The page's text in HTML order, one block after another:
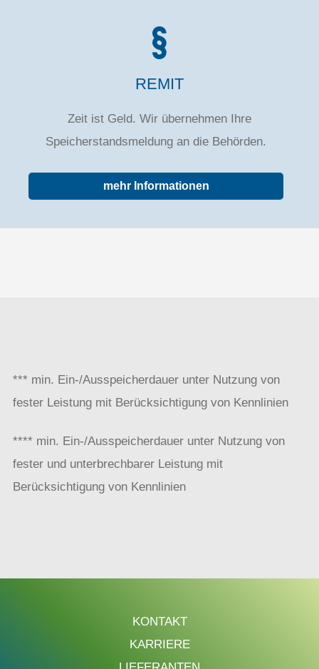
REMIT
Zeit ist Geld. Wir übernehmen Ihre
Speicherstandsmeldung an die Behörden.
mehr Informationen
*** min. Ein-/Ausspeicherdauer unter Nutzung von
fester Leistung mit Berücksichtigung von Kennlinien
**** min. Ein-/Ausspeicherdauer unter Nutzung von
fester und unterbrechbarer Leistung mit
Berücksichtigung von Kennlinien
KONTAKT
KARRIERE